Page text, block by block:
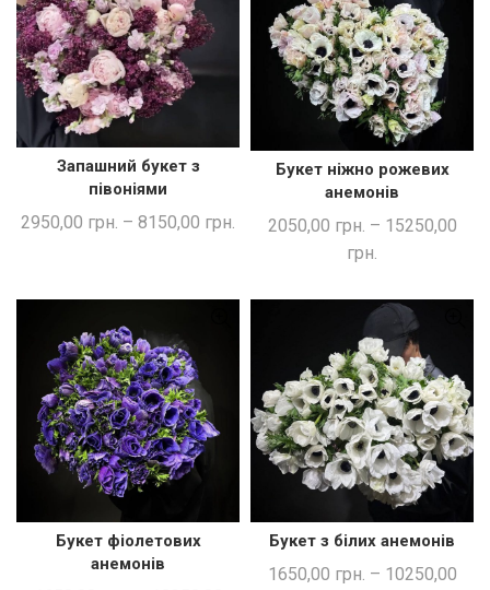
ШВИДКА ПОКУПКА
Запашний букет з
півоніями
2950,00 грн. – 8150,00 грн.
ШВИДКА ПОКУПКА
Букет ніжно рожевих
анемонів
2050,00 грн. – 15250,00
грн.
ШВИДКА ПОКУПКА
Букет фіолетових
анемонів
ШВИДКА ПОКУПКА
Букет з білих анемонів
1650,00 грн. – 10250,00